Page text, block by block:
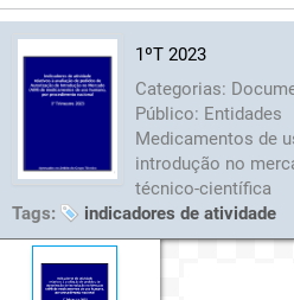
1ºT 2023
Categorias:
Público: Entidades
Medicamentos de
introdução no
técnico-científica
Tags:
indicadores de atividade